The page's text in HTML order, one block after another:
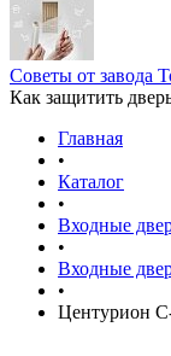
Советы от завода
Как защитить
Главная
•
Каталог
•
Входные
•
Входные
•
Центурион